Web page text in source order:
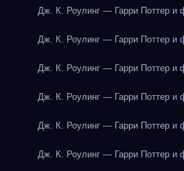
Дж. К. Роулинг — Гарри Поттер и
Дж. К. Роулинг — Гарри Поттер и
Дж. К. Роулинг — Гарри Поттер и
Дж. К. Роулинг — Гарри Поттер и
Дж. К. Роулинг — Гарри Поттер и
Дж. К. Роулинг — Гарри Поттер и